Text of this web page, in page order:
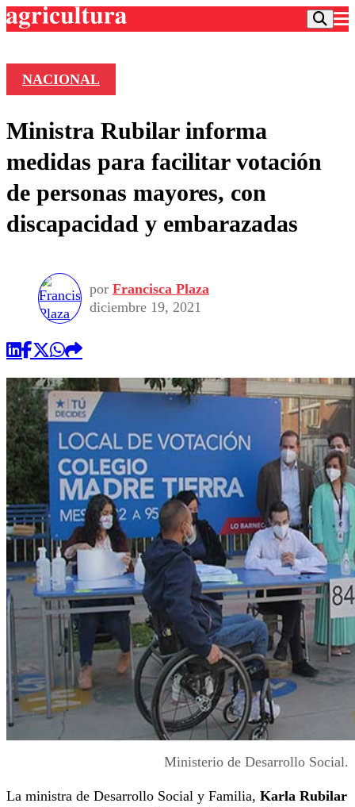
Frecuencias
Agricultura TV
Deportes
Colo Colo
Motor
Torneo Internacional
Torneo Nacional
Entretención
Noticias
Internacional
Nacional
Vida Social
Programas
Comercial
NACIONAL
Ministra Rubilar informa
medidas para facilitar votación
de personas mayores, con
discapacidad y embarazadas
por Francisca Plaza
diciembre 19, 2021
Ministerio de Desarrollo Social.
La ministra de Desarrollo Social y Familia, Karla Rubilar